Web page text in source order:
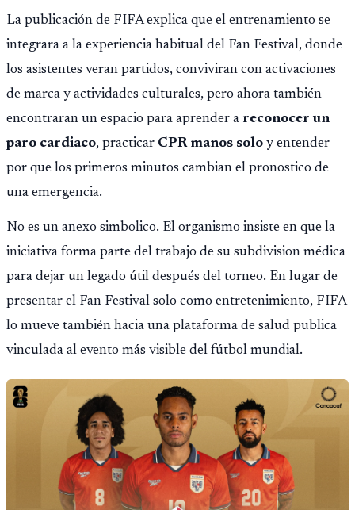
La publicación de FIFA explica que el entrenamiento se
integrara a la experiencia habitual del Fan Festival, donde
los asistentes veran partidos, conviviran con activaciones
de marca y actividades culturales, pero ahora también
encontraran un espacio para aprender a reconocer un
paro cardiaco, practicar CPR manos solo y entender
por que los primeros minutos cambian el pronostico de
una emergencia.
No es un anexo simbolico. El organismo insiste en que la
iniciativa forma parte del trabajo de su subdivision médica
para dejar un legado útil después del torneo. En lugar de
presentar el Fan Festival solo como entretenimiento, FIFA
lo mueve también hacia una plataforma de salud publica
vinculada al evento más visible del fútbol mundial.